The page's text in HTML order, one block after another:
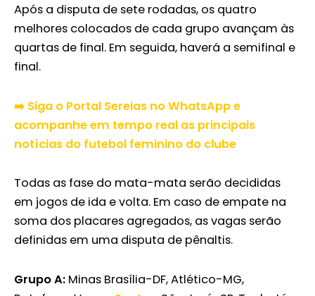
Após a disputa de sete rodadas, os quatro
melhores colocados de cada grupo avançam às
quartas de final. Em seguida, haverá a semifinal e
final.
➡️ Siga o Portal Sereias no WhatsApp e
acompanhe em tempo real as principais
notícias do futebol feminino do clube
Todas as fase do mata-mata serão decididas
em jogos de ida e volta. Em caso de empate na
soma dos placares agregados, as vagas serão
definidas em uma disputa de pênaltis.
Grupo A: Minas Brasília-DF, Atlético-MG,